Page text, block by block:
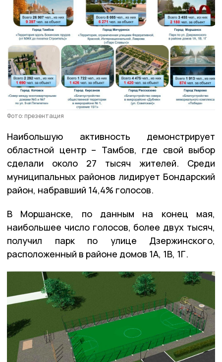
Фото: презентация
Наибольшую активность демонстрирует
областной центр – Тамбов, где свой выбор
сделали около 27 тысяч жителей. Среди
муниципальных районов лидирует Бондарский
район, набравший 14,4% голосов.
В Моршанске, по данным на конец мая,
наибольшее число голосов, более двух тысяч,
получил парк по улице Дзержинского,
расположенный в районе домов 1А, 1В, 1Г.